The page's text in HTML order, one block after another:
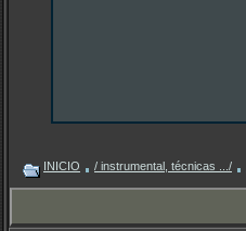
INICIO / instrumental, técnicas .../